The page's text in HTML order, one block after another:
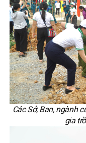
Các Sở, Ban, ngành
gia